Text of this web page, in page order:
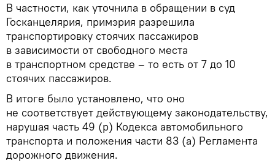
В частности, как уточнила в обращении в суд
Госканцелярия, примэрия разрешила
транспортировку стоячих пассажиров
в зависимости от свободного места
в транспортном средстве – то есть от 7 до 10
стоячих пассажиров.
В итоге было установлено, что оно
не соответствует действующему законодательству,
нарушая часть 49 (р) Кодекса автомобильного
транспорта и положения части 83 (а) Регламента
дорожного движения.